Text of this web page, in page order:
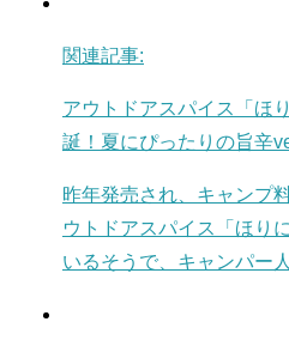
関連記事:
アウトドアスパイス「ほ
誕！夏にぴったりの旨辛
昨年発売され、キャンプ
ウトドアスパイス「ほり
いるそうで、キャンパー